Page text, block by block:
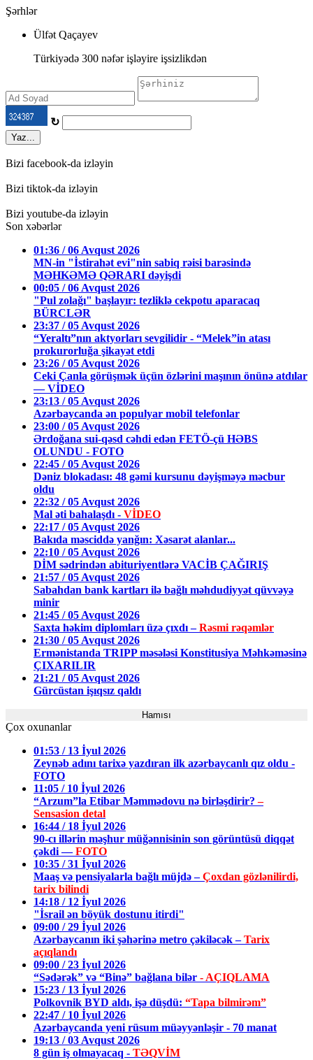
Şərhlər
Ülfət Qaçayev
Türkiyədə 300 nəfər işləyire işsizlikdən
↻
Yaz...
Bizi facebook-da izləyin
Bizi tiktok-da izləyin
Bizi youtube-da izləyin
Son xəbərlər
01:36 / 06 Avqust 2026
MN-in "İstirahət evi"nin sabiq rəisi barəsində
MƏHKƏMƏ QƏRARI dəyişdi
00:05 / 06 Avqust 2026
"Pul zolağı" başlayır: tezliklə cekpotu aparacaq
BÜRCLƏR
23:37 / 05 Avqust 2026
“Yeraltı”nın aktyorları sevgilidir - “Melek”in atası
prokurorluğa şikayət etdi
23:26 / 05 Avqust 2026
Ceki Çanla görüşmək üçün özlərini maşının önünə atdılar
— VİDEO
23:13 / 05 Avqust 2026
Azərbaycanda ən populyar mobil telefonlar
23:00 / 05 Avqust 2026
Ərdoğana sui-qəsd cəhdi edən FETÖ-çü HƏBS
OLUNDU - FOTO
22:45 / 05 Avqust 2026
Dəniz blokadası: 48 gəmi kursunu dəyişməyə məcbur
oldu
22:32 / 05 Avqust 2026
Mal əti bahalaşdı - VİDEO
22:17 / 05 Avqust 2026
Bakıda məsciddə yanğın: Xəsarət alanlar...
22:10 / 05 Avqust 2026
DİM sədrindən abituriyentlərə VACİB ÇAĞIRIŞ
21:57 / 05 Avqust 2026
Sabahdan bank kartları ilə bağlı məhdudiyyət qüvvəyə
minir
21:45 / 05 Avqust 2026
Saxta həkim diplomları üzə çıxdı –Rəsmi rəqəmlər
21:30 / 05 Avqust 2026
Ermənistanda TRIPP məsələsi Konstitusiya Məhkəməsinə
ÇIXARILIR
21:21 / 05 Avqust 2026
Gürcüstan işıqsız qaldı
Hamısı
Çox oxunanlar
01:53 / 13 İyul 2026
Zeynəb adını tarixə yazdıran ilk azərbaycanlı qız oldu -
FOTO
11:05 / 10 İyul 2026
“Arzum”la Etibar Məmmədovu nə birləşdirir?–
Sensasion detal
16:44 / 18 İyul 2026
90-cı illərin məşhur müğənnisinin son görüntüsü diqqət
çəkdi —FOTO
10:35 / 31 İyul 2026
Maaş və pensiyalarla bağlı müjdə –Çoxdan gözlənilirdi,
tarix bilindi
14:18 / 12 İyul 2026
"İsrail ən böyük dostunu itirdi"
09:00 / 29 İyul 2026
Azərbaycanın iki şəhərinə metro çəkiləcək –Tarix
açıqlandı
09:00 / 23 İyul 2026
“Sədərək” və “Binə” bağlana bilər - AÇIQLAMA
15:23 / 13 İyul 2026
Polkovnik BYD aldı, işə düşdü: “Tapa bilmirəm”
22:47 / 10 İyul 2026
Azərbaycanda yeni rüsum müəyyənləşir - 70 manat
19:13 / 03 Avqust 2026
8 gün iş olmayacaq - TƏQVİM